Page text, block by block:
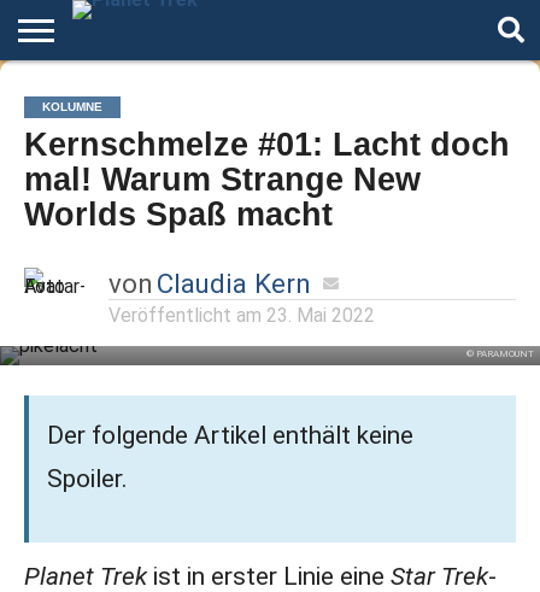
Home
Der
Podcast
Über
Star
Trek
Artikel
Andere
Welten
Autoren
Night
Mode
KOLUMNE
Kernschmelze #01: Lacht doch
mal! Warum Strange New
Worlds Spaß macht
von Claudia Kern
Veröffentlicht am 23. Mai 2022
© PARAMOUNT
Der folgende Artikel enthält keine
Spoiler.
Planet Trekist in erster Linie eine Star Trek-